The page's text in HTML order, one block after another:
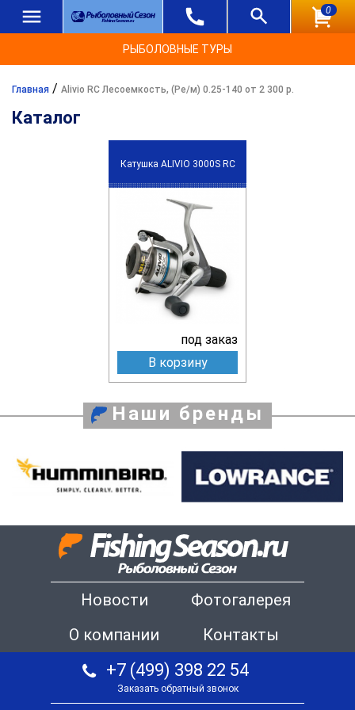
0
РЫБОЛОВНЫЕ ТУРЫ
Главная / Alivio RC Лесоемкость, (Ре/м) 0.25-140 от 2 300 р.
Каталог
Катушка ALIVIO 3000S RC
под заказ
В корзину
Наши бренды
Новости
Фотогалерея
О компании
Контакты
+7 (499) 398 22 54
Заказать обратный звонок